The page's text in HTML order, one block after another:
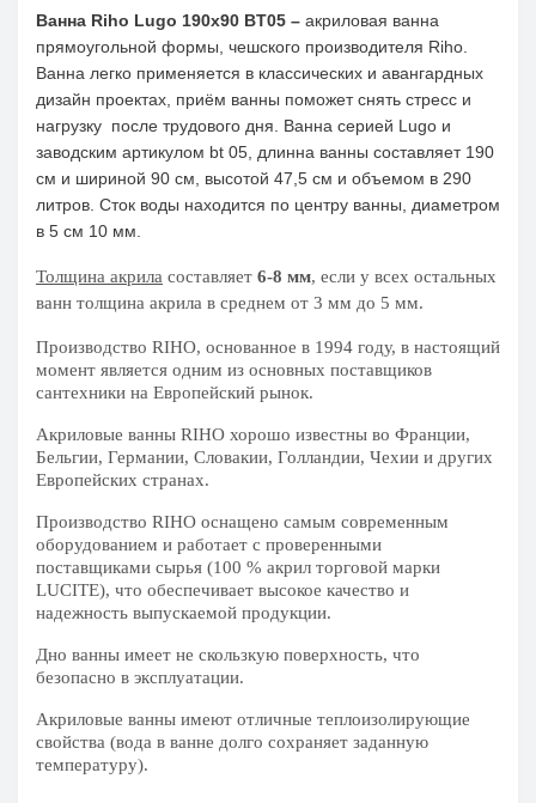
Ванна Riho Lugo 190x90 BT05 – акриловая ванна
прямоугольной формы, чешского производителя Riho.
Ванна легко применяется в классических и авангардных
дизайн проектах, приём ванны поможет снять стресс и
нагрузку после трудового дня. Ванна серией Lugo и
заводским артикулом bt 05, длинна ванны составляет 190
см и шириной 90 см, высотой 47,5 см и объемом в 290
литров. Сток воды находится по центру ванны, диаметром
в 5 см 10 мм.
Толщина акрила составляет 6-8 мм, если у всех остальных
ванн толщина акрила в среднем от 3 мм до 5 мм.
Производство RIHO, основанное в 1994 году, в настоящий
момент является одним из основных поставщиков
сантехники на Европейский рынок.
Акриловые ванны RIHO хорошо известны во Франции,
Бельгии, Германии, Словакии, Голландии, Чехии и других
Европейских странах.
Производство RIHO оснащено самым современным
оборудованием и работает с проверенными
поставщиками сырья (100 % акрил торговой марки
LUCITE), что обеспечивает высокое качество и
надежность выпускаемой продукции.
Дно ванны имеет не скользкую поверхность, что
безопасно в эксплуатации.
Акриловые ванны имеют отличные теплоизолирующие
свойства (вода в ванне долго сохраняет заданную
температуру).